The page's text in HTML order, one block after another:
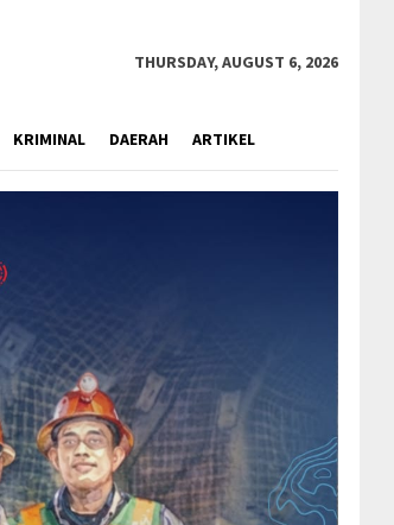
THURSDAY, AUGUST 6, 2026
KRIMINAL DAERAH ARTIKEL